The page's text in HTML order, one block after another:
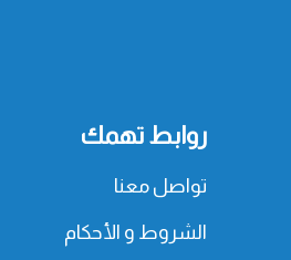
روابط تهمك
تواصل معنا
الشروط و الأحكام